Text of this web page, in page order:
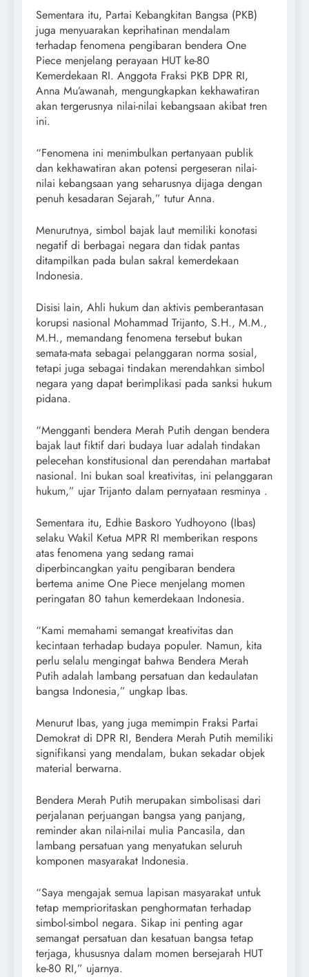
Sementara itu, Partai Kebangkitan Bangsa (PKB)
juga menyuarakan keprihatinan mendalam
terhadap fenomena pengibaran bendera One
Piece menjelang perayaan HUT ke-80
Kemerdekaan RI. Anggota Fraksi PKB DPR RI,
Anna Mu’awanah, mengungkapkan kekhawatiran
akan tergerusnya nilai-nilai kebangsaan akibat tren
ini.
“Fenomena ini menimbulkan pertanyaan publik
dan kekhawatiran akan potensi pergeseran nilai-
nilai kebangsaan yang seharusnya dijaga dengan
penuh kesadaran Sejarah,” tutur Anna.
Menurutnya, simbol bajak laut memiliki konotasi
negatif di berbagai negara dan tidak pantas
ditampilkan pada bulan sakral kemerdekaan
Indonesia.
Disisi lain, Ahli hukum dan aktivis pemberantasan
korupsi nasional Mohammad Trijanto, S.H., M.M.,
M.H., memandang fenomena tersebut bukan
semata-mata sebagai pelanggaran norma sosial,
tetapi juga sebagai tindakan merendahkan simbol
negara yang dapat berimplikasi pada sanksi hukum
pidana.
“Mengganti bendera Merah Putih dengan bendera
bajak laut fiktif dari budaya luar adalah tindakan
pelecehan konstitusional dan perendahan martabat
nasional. Ini bukan soal kreativitas, ini pelanggaran
hukum,” ujar Trijanto dalam pernyataan resminya .
Sementara itu, Edhie Baskoro Yudhoyono (Ibas)
selaku Wakil Ketua MPR RI memberikan respons
atas fenomena yang sedang ramai
diperbincangkan yaitu pengibaran bendera
bertema anime One Piece menjelang momen
peringatan 80 tahun kemerdekaan Indonesia.
“Kami memahami semangat kreativitas dan
kecintaan terhadap budaya populer. Namun, kita
perlu selalu mengingat bahwa Bendera Merah
Putih adalah lambang persatuan dan kedaulatan
bangsa Indonesia,” ungkap Ibas.
Menurut Ibas, yang juga memimpin Fraksi Partai
Demokrat di DPR RI, Bendera Merah Putih memiliki
signifikansi yang mendalam, bukan sekadar objek
material berwarna.
Bendera Merah Putih merupakan simbolisasi dari
perjalanan perjuangan bangsa yang panjang,
reminder akan nilai-nilai mulia Pancasila, dan
lambang persatuan yang menyatukan seluruh
komponen masyarakat Indonesia.
“Saya mengajak semua lapisan masyarakat untuk
tetap memprioritaskan penghormatan terhadap
simbol-simbol negara. Sikap ini penting agar
semangat persatuan dan kesatuan bangsa tetap
terjaga, khususnya dalam momen bersejarah HUT
ke-80 RI,” ujarnya.